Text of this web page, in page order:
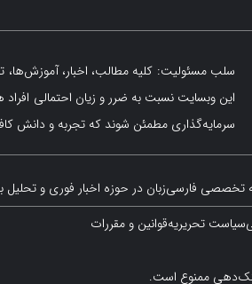
سلب مسئولیت: کلیه مطالب، اخبار، آموزش‌ها،
این وبسایت نسبت به ضرر و زیان احتمالی افراد
سرمایه‌گذاری مطمئن شوند که تجربه و دانش
تخصصی فارسی‌زبان در حوزه اخبار فوری و
سیاست تحریریهقوانین و مقررات
ممنوع است.